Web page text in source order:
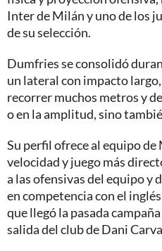
Inter de Milán y uno de los
de su selección.
Dumfries se consolidó
un lateral con impacto
recorrer muchos metros y
o en la amplitud, sino
Su perfil ofrece al equipo
velocidad y juego más
a las ofensivas del equipo y
en competencia con el
que llegó la pasada
salida del club de Dani